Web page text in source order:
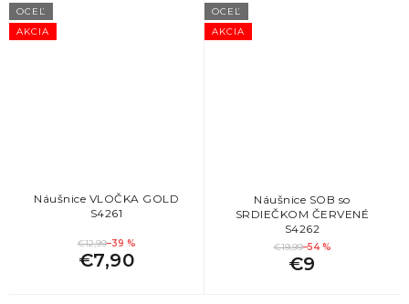
AKCIA
OCEĽ
Náušnice VLOČKA GOLD
S4261
€12,99–39 %
€7,90
AKCIA
OCEĽ
Náušnice SOB so
SRDIEČKOM ČERVENÉ
S4262
€19,99–54 %
€9